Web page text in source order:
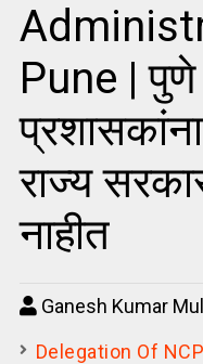
Pune | पुणे
राज्य
नाहीत
Ganesh Kumar
Delegation Of